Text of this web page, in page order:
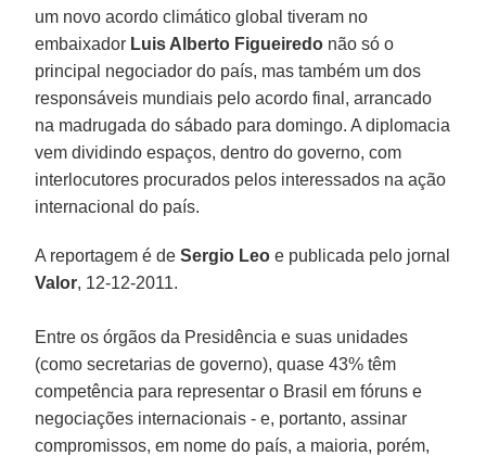
um novo acordo climático global tiveram no
embaixador Luis Alberto Figueiredo não só o
principal negociador do país, mas também um dos
responsáveis mundiais pelo acordo final, arrancado
na madrugada do sábado para domingo. A diplomacia
vem dividindo espaços, dentro do governo, com
interlocutores procurados pelos interessados na ação
internacional do país.
A reportagem é deSergio Leo e publicada pelo jornal
Valor, 12-12-2011.
Entre os órgãos da Presidência e suas unidades
(como secretarias de governo), quase 43% têm
competência para representar o Brasil em fóruns e
negociações internacionais - e, portanto, assinar
compromissos, em nome do país, a maioria, porém,